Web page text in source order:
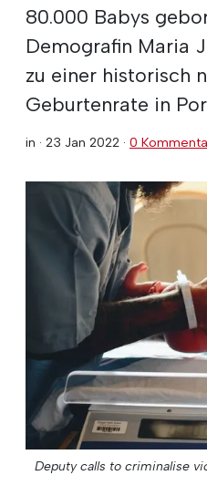
80.000 Babys
Demografin Maria
zu einer historisch
Geburtenrate in
in · 23 Jan 2022 · 0
Deputy calls to criminalise